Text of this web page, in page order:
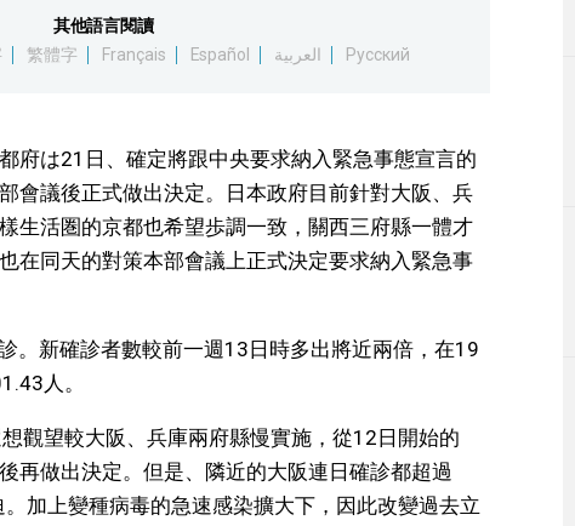
生活
東京
編輯部通知
其他語言閱讀
繁體字 Français Español العربية Русский
府は21日、確定將跟中央要求納入緊急事態宣言的
會議後正式做出決定。日本政府目前針對大阪、兵
生活圏的京都也希望歩調一致，關西三府縣一體才
在同天的對策本部會議上正式決定要求納入緊急事
。新確診者數較前一週13日時多出將近兩倍，在19
人。
觀望較大阪、兵庫兩府縣慢實施，從12日開始的
再做出決定。但是、隣近的大阪連日確診都超過
加上變種病毒的急速感染擴大下，因此改變過去立